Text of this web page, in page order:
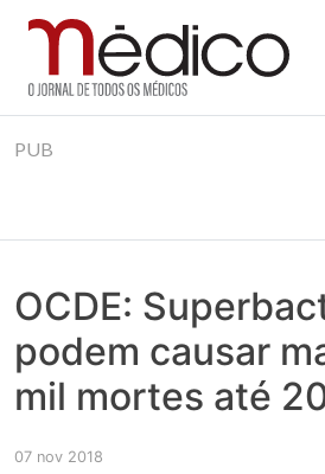
to
Jornal Médico
Médico – O Jornal de Todos os
realmente contam! Tudo o que se
PUB
OCDE:
podem causar
mil mortes até
07 nov 2018